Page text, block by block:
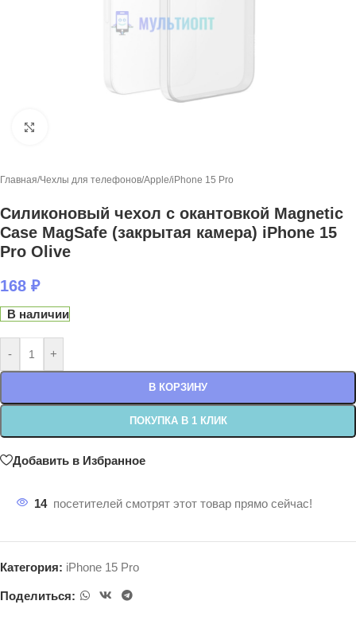
Главная/Чехлы для телефонов/Apple/iPhone 15 Pro
Силиконовый чехол с окантовкой Magnetic
Case MagSafe (закрытая камера) iPhone 15
Pro Olive
168 ₽
В наличии
- +
В КОРЗИНУ
ПОКУПКА В 1 КЛИК
Добавить в Избранное
14 посетителей смотрят этот товар прямо сейчас!
Категория: iPhone 15 Pro
Поделиться: